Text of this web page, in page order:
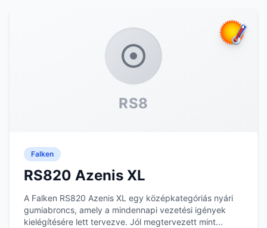
RS8
Falken
RS820 Azenis XL
A Falken RS820 Azenis XL egy középkategóriás nyári
gumiabroncs, amely a mindennapi vezetési igények
kielégítésére lett tervezve. Jól megtervezett mint...